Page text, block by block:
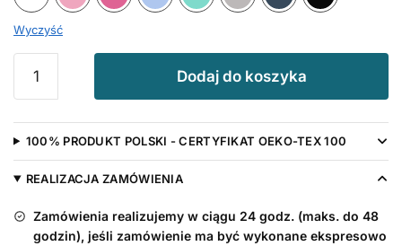
Wyczyść
Wszystkiego
Najlepszego
Tatusiu
-
Dodaj do koszyka
100% PRODUKT POLSKI - CERTYFIKAT OEKO-TEX 100
REALIZACJA ZAMÓWIENIA
Zamówienia realizujemy w ciągu 24 godz. (maks. do 48
godzin), jeśli zamówienie ma być wykonane ekspresowo